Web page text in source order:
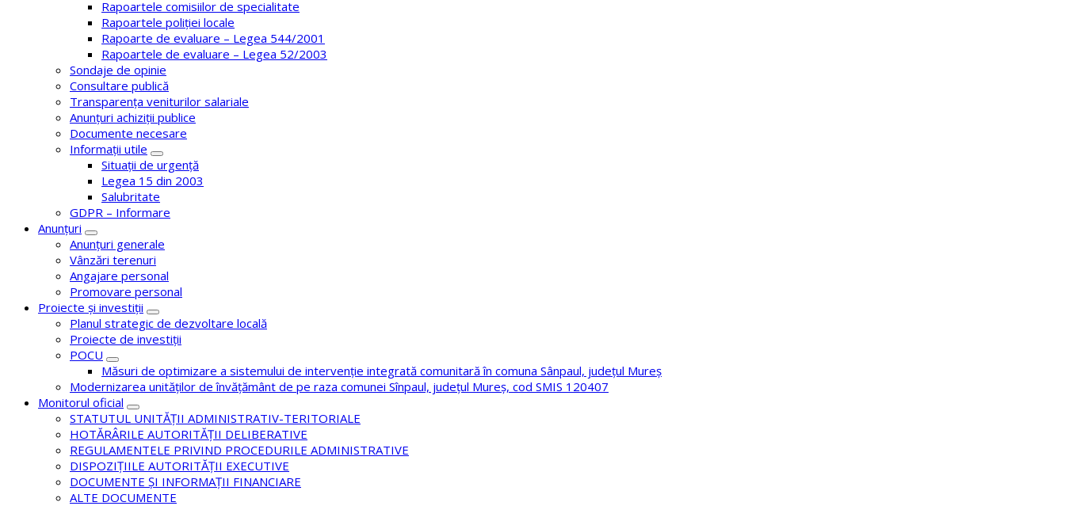
Rapoartele comisiilor de specialitate
Rapoartele poliției locale
Rapoarte de evaluare – Legea 544/2001
Rapoartele de evaluare – Legea 52/2003
Sondaje de opinie
Consultare publică
Transparența veniturilor salariale
Anunțuri achiziții publice
Documente necesare
Informații utile
Situații de urgență
Legea 15 din 2003
Salubritate
GDPR – Informare
Anunțuri
Anunțuri generale
Vânzări terenuri
Angajare personal
Promovare personal
Proiecte și investiții
Planul strategic de dezvoltare locală
Proiecte de investiții
POCU
Măsuri de optimizare a sistemului de intervenție integrată comunitară în comuna Sânpaul, județul Mureș
Modernizarea unităților de învățământ de pe raza comunei Sînpaul, județul Mureș, cod SMIS 120407
Monitorul oficial
STATUTUL UNITĂȚII ADMINISTRATIV-TERITORIALE
HOTĂRÂRILE AUTORITĂȚII DELIBERATIVE
REGULAMENTELE PRIVIND PROCEDURILE ADMINISTRATIVE
DISPOZIȚIILE AUTORITĂȚII EXECUTIVE
DOCUMENTE ȘI INFORMAȚII FINANCIARE
ALTE DOCUMENTE